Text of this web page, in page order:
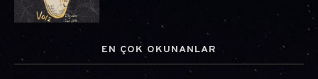
EN ÇOK OKUNANLAR